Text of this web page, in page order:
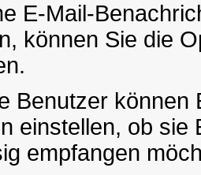
E-Mail-
können Sie die
Benutzer
einstellen, ob sie
empfangen